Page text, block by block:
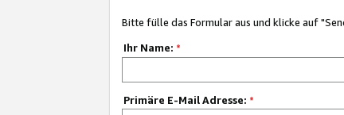
Bitte fülle das Formular aus und klicke auf
Ihr Name: *
Primäre E-Mail Adresse: *